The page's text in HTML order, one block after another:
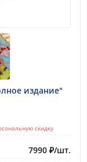
издание"
скидку
7990 ₽/шт.